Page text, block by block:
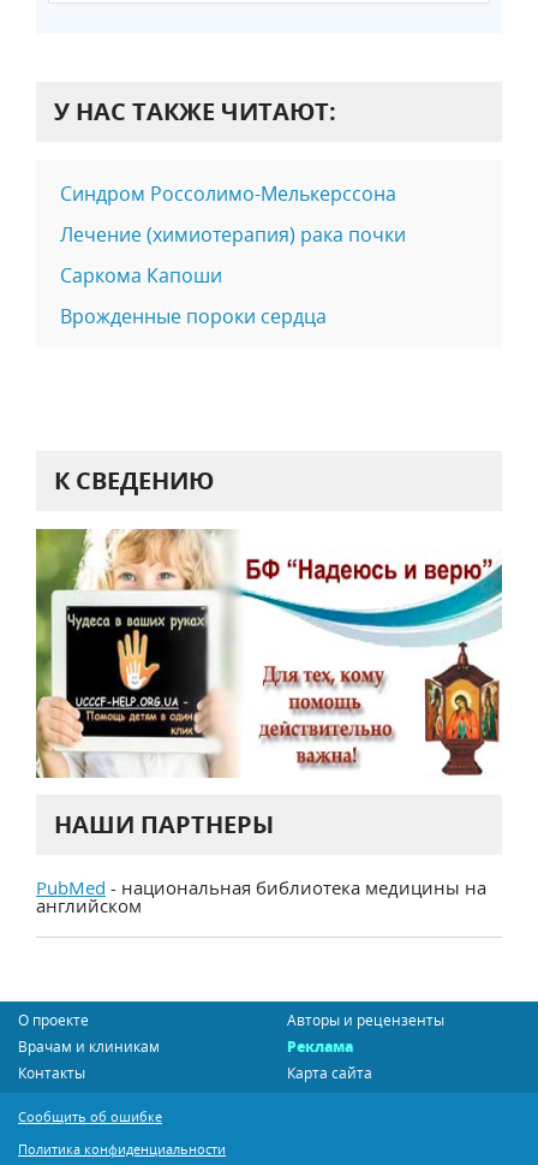
У НАС ТАКЖЕ ЧИТАЮТ:
Синдром Россолимо-Мелькерссона
Лечение (химиотерапия) рака почки
Саркома Капоши
Врожденные пороки сердца
К СВЕДЕНИЮ
НАШИ ПАРТНЕРЫ
PubMed - национальная библиотека медицины на
английском
О проекте
Авторы и рецензенты
Врачам и клиникам
Реклама
Контакты
Карта сайта
Сообщить об ошибке
Политика конфиденциальности